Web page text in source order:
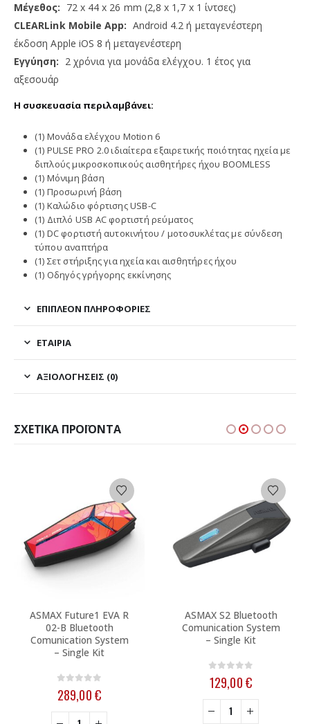
Μέγεθος: 72 x 44 x 26 mm (2,8 x 1,7 x 1 ίντσες)
CLEARLink Mobile App: Android 4.2 ή μεταγενέστερη
έκδοση Apple iOS 8 ή μεταγενέστερη
Εγγύηση: 2 χρόνια για μονάδα ελέγχου. 1 έτος για
αξεσουάρ
Η συσκευασία περιλαμβάνει:
(1) Μονάδα ελέγχου Motion 6
(1) PULSE PRO 2.0 ιδιαίτερα εξαιρετικής ποιότητας ηχεία με
διπλούς μικροσκοπικούς αισθητήρες ήχου BOOMLESS
(1) Μόνιμη βάση
(1) Προσωρινή βάση
(1) Καλώδιο φόρτισης USB-C
(1) Διπλό USB AC φορτιστή ρεύματος
(1) DC φορτιστή αυτοκινήτου / μοτοσυκλέτας με σύνδεση
τύπου αναπτήρα
(1) Σετ στήριξης για ηχεία και αισθητήρες ήχου
(1) Οδηγός γρήγορης εκκίνησης
ΕΠΙΠΛΈΟΝ ΠΛΗΡΟΦΟΡΊΕΣ
ΕΤΑΙΡΊΑ
ΑΞΙΟΛΟΓΉΣΕΙΣ (0)
ΣΧΕΤΙΚΆ ΠΡΟΪΌΝΤΑ
ASMAX Future1 EVA R
02-B Bluetooth
Comunication System
– Single Kit
0 out of 5
289,00€
ASMAX S2 Bluetooth
Comunication System
– Single Kit
0 out of 5
129,00€